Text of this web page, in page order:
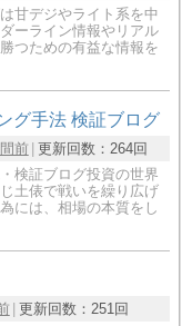
甘デジやライト系を中
ーライン情報やリアル
つための有益な情報を
グ手法 検証ブログ
前 更新回数： 264回
検証ブログ投資の世界
土俵で戦いを繰り広げ
には、相場の本質をし
更新回数： 251回